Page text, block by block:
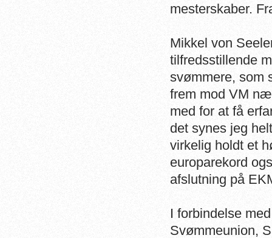
mesterskaber.
Mikkel von
tilfredsstillende
svømmere, som
frem mod VM
med for at få
det synes jeg
virkelig holdt et
europarekord
afslutning på
I forbindelse
Svømmeunion,